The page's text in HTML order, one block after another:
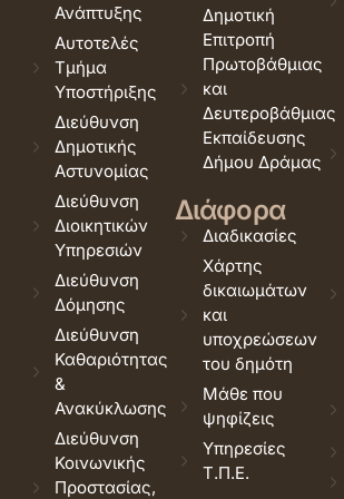
Ανάπτυξης
Αυτοτελές
Τμήμα
Υποστήριξης
Διεύθυνση
Δημοτικής
Αστυνομίας
Διεύθυνση
Διοικητικών
Υπηρεσιών
Διεύθυνση
Δόμησης
Διεύθυνση
Καθαριότητας
&
Ανακύκλωσης
Διεύθυνση
Κοινωνικής
Προστασίας,
Δημοτική
Επιτροπή
Πρωτοβάθμιας
και
Δευτεροβάθμιας
Εκπαίδευσης
Δήμου Δράμας
Διάφορα
Διαδικασίες
Χάρτης
δικαιωμάτων
και
υποχρεώσεων
του δημότη
Μάθε που
ψηφίζεις
Υπηρεσίες
Τ.Π.Ε.